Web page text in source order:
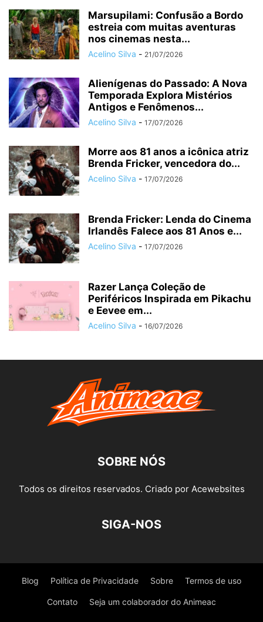
Marsupilami: Confusão a Bordo
estreia com muitas aventuras
nos cinemas nesta...
Acelino Silva - 21/07/2026
Alienígenas do Passado: A Nova
Temporada Explora Mistérios
Antigos e Fenômenos...
Acelino Silva - 17/07/2026
Morre aos 81 anos a icônica atriz
Brenda Fricker, vencedora do...
Acelino Silva - 17/07/2026
Brenda Fricker: Lenda do Cinema
Irlandês Falece aos 81 Anos e...
Acelino Silva - 17/07/2026
Razer Lança Coleção de
Periféricos Inspirada em Pikachu
e Eevee em...
Acelino Silva - 16/07/2026
SOBRE NÓS
Todos os direitos reservados. Criado por Acewebsites
SIGA-NOS
Blog Política de Privacidade Sobre Termos de uso
Contato Seja um colaborador do Animeac